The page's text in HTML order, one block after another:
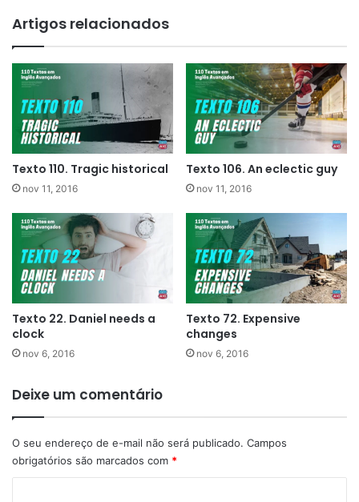
Artigos relacionados
Texto 110. Tragic historical
nov 11, 2016
Texto 106. An eclectic guy
nov 11, 2016
Texto 22. Daniel needs a
clock
nov 6, 2016
Texto 72. Expensive
changes
nov 6, 2016
Deixe um comentário
O seu endereço de e-mail não será publicado. Campos
obrigatórios são marcados com *